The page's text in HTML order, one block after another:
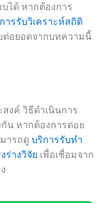
ได้ หากต้องการ
ารรับวิเคราะห์สถิติ
ต่อยอดจากบทความนี้
งค์ วิธีดำเนินการ
น หากต้องการต่อย
ารถดู บริการรับทำ
ร่างวิจัย เพื่อเชื่อมจาก